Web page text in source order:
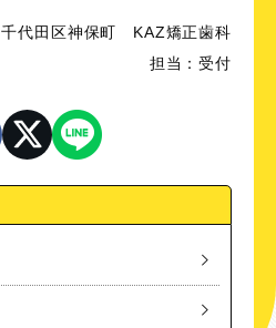
千代田区神保町 KAZ矯正歯科
担当：受付